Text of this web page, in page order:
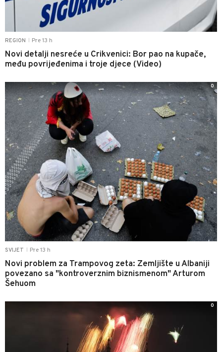
REGION Pre 13 h
Novi detalji nesreće u Crikvenici: Bor pao na kupače,
među povrijeđenima i troje djece (Video)
SVIJET Pre 13 h
Novi problem za Trampovog zeta: Zemljište u Albaniji
povezano sa "kontroverznim biznismenom" Arturom
Šehuom
0
0